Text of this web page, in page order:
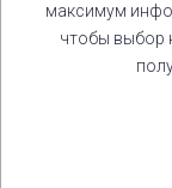
максимум
чтобы выбор